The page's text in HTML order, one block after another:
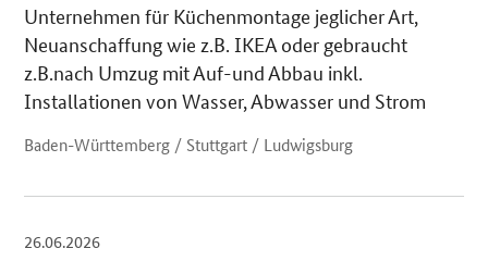
Unternehmen für Küchenmontage jeglicher Art,
Neuanschaffung wie z.B. IKEA oder gebraucht
z.B.nach Umzug mit Auf-und Abbau inkl.
Installationen von Wasser, Abwasser und Strom
Baden-Württemberg / Stuttgart / Ludwigsburg
26.06.2026